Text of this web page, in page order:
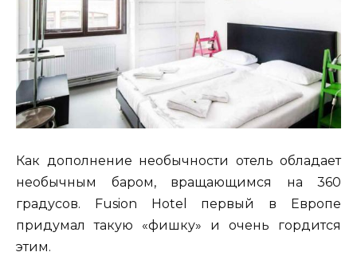
Как дополнение необычности отель обладает
необычным баром, вращающимся на 360
градусов. Fusion Hotel первый в Европе
придумал такую «фишку» и очень гордится
этим.